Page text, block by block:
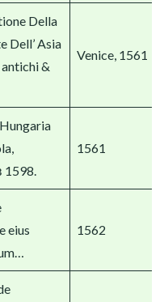
Della
Dell’ Asia
&
Venice, 1561
1598.
1561
eius
1562